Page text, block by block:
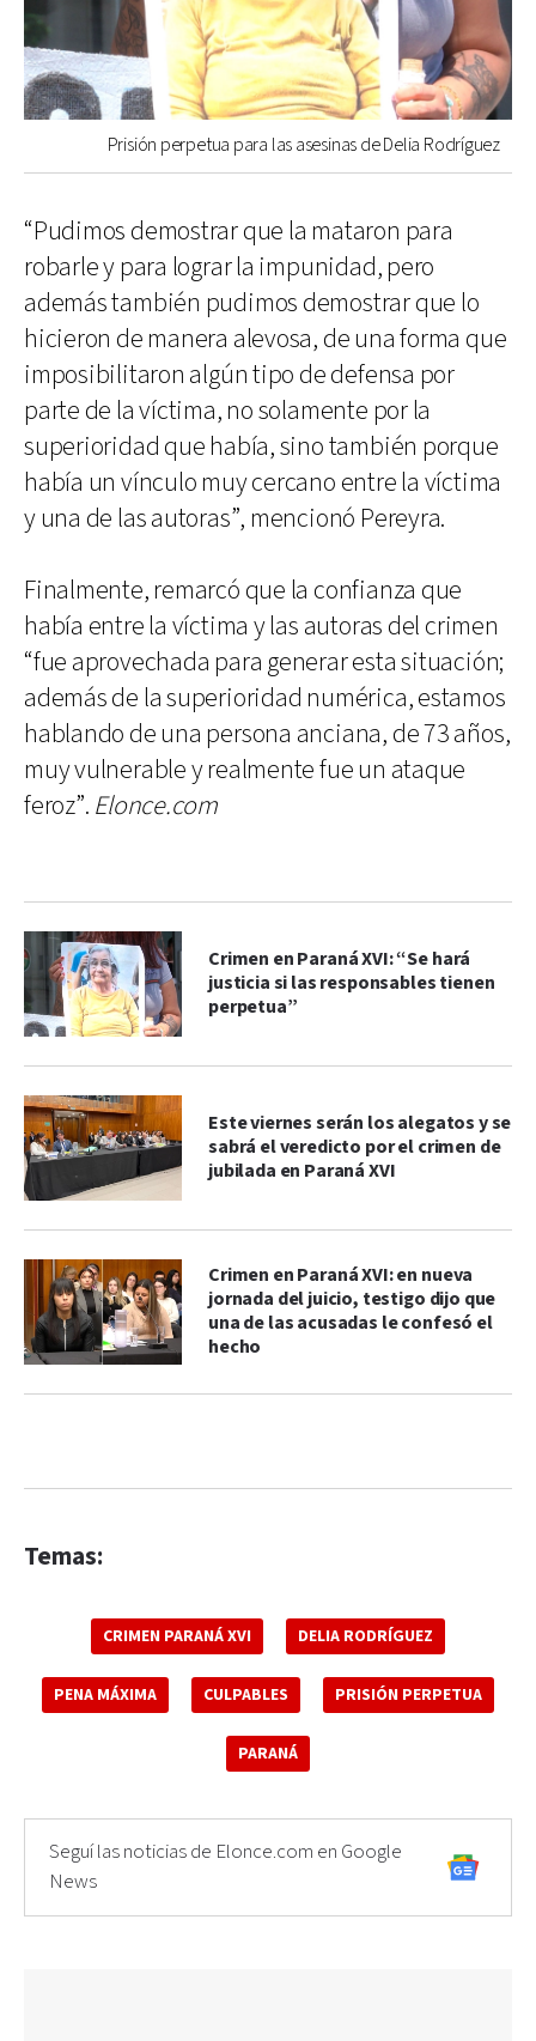
Prisión perpetua para las asesinas de Delia Rodríguez
“Pudimos demostrar que la mataron para
robarle y para lograr la impunidad, pero
además también pudimos demostrar que lo
hicieron de manera alevosa, de una forma que
imposibilitaron algún tipo de defensa por
parte de la víctima, no solamente por la
superioridad que había, sino también porque
había un vínculo muy cercano entre la víctima
y una de las autoras”, mencionó Pereyra.
Finalmente, remarcó que la confianza que
había entre la víctima y las autoras del crimen
“fue aprovechada para generar esta situación;
además de la superioridad numérica, estamos
hablando de una persona anciana, de 73 años,
muy vulnerable y realmente fue un ataque
feroz”. Elonce.com
Crimen en Paraná XVI: “Se hará
justicia si las responsables tienen
perpetua”
Este viernes serán los alegatos y se
sabrá el veredicto por el crimen de
jubilada en Paraná XVI
Crimen en Paraná XVI: en nueva
jornada del juicio, testigo dijo que
una de las acusadas le confesó el
hecho
Temas:
CRIMEN PARANÁ XVI DELIA RODRÍGUEZ
PENA MÁXIMA CULPABLES PRISIÓN PERPETUA
PARANÁ
Seguí las noticias de Elonce.com en Google
News